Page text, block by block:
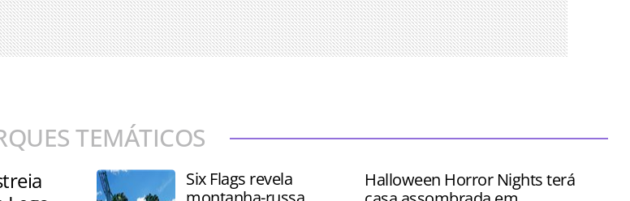
TEMÁTICOS
Six Flags revela
Halloween Horror Nights terá